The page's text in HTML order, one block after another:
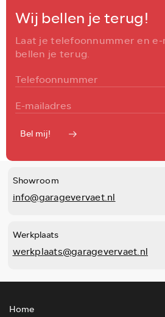
Wij bellen je terug!
Laat je telefoonnummer en
bellen je terug.
Bel mij!
Showroom
info@garagevervaet.nl
Werkplaats
werkplaats@garagevervaet.nl
Home